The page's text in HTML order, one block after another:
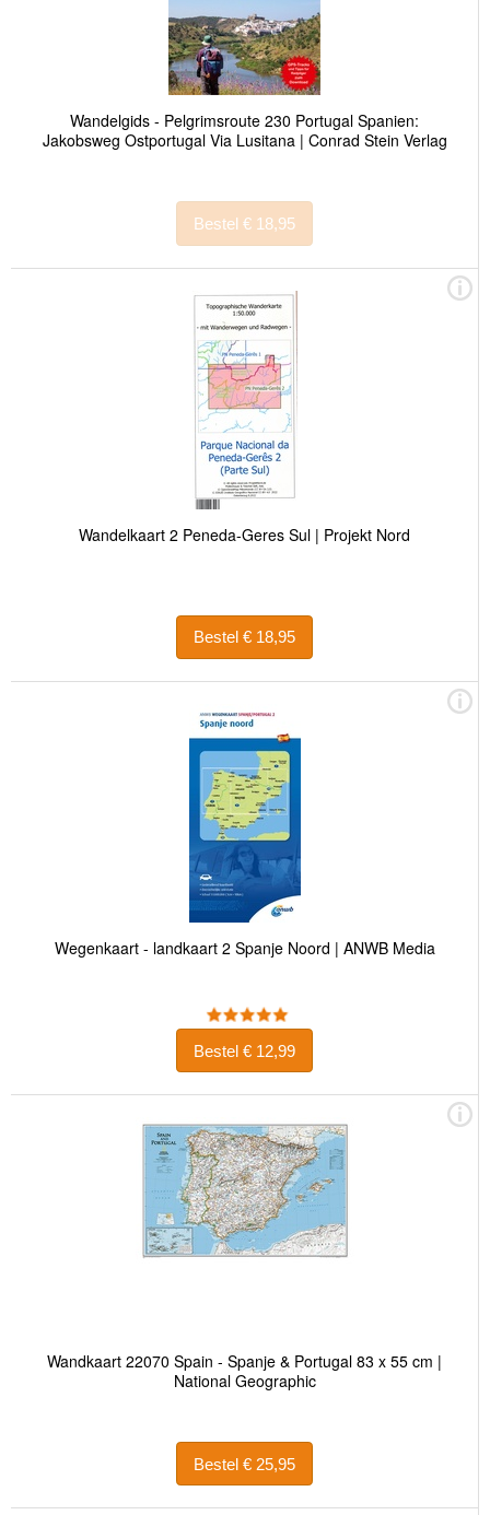
Wandelgids - Pelgrimsroute 230 Portugal Spanien:
Jakobsweg Ostportugal Via Lusitana | Conrad Stein Verlag
Bestel € 18,95
Wandelkaart 2 Peneda-Geres Sul | Projekt Nord
Bestel € 18,95
Wegenkaart - landkaart 2 Spanje Noord | ANWB Media
Bestel € 12,99
Wandkaart 22070 Spain - Spanje & Portugal 83 x 55 cm |
National Geographic
Bestel € 25,95